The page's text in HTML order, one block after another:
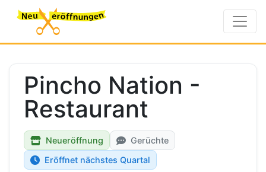
Pincho Nation -
Restaurant
Neueröffnung
Gerüchte
Eröffnet nächstes Quartal